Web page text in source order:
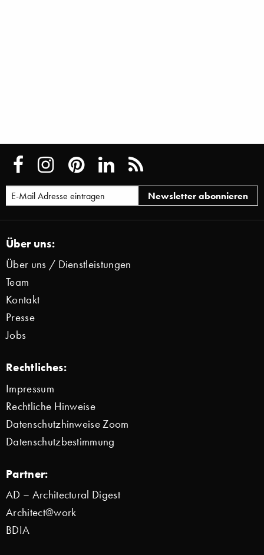
Über uns:
Über uns / Dienstleistungen
Team
Kontakt
Presse
Jobs
Rechtliches:
Impressum
Rechtliche Hinweise
Datenschutzhinweise Zoom
Datenschutzbestimmung
Partner:
AD – Architectural Digest
Architect@work
BDIA